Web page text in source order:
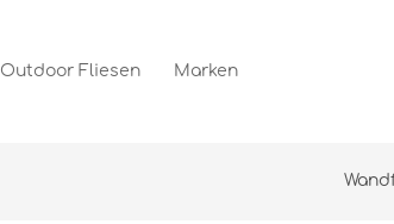
Outdoor Fliesen Marken